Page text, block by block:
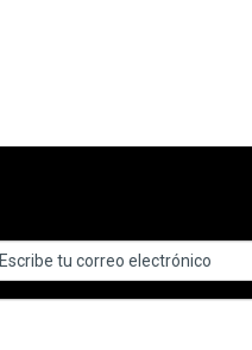
y la
con diferentes niveles
financieras que puedan